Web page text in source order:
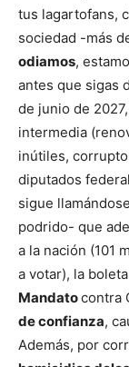
tus lagartofans,
sociedad -más
odiamos,
antes que sigas
de junio de
intermedia
inútiles,
diputados
sigue
podrido- que
a la nación (101
a votar), la
Mandatocontra
de confianza,
Además, por